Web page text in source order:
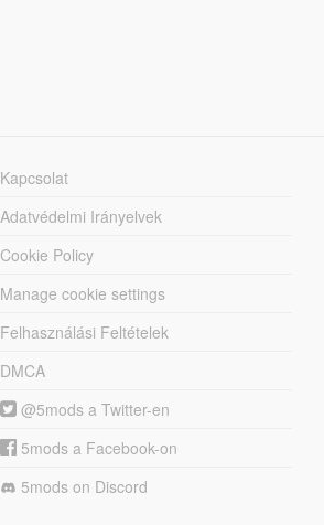
Kapcsolat
Adatvédelmi Irányelvek
Cookie Policy
Manage cookie settings
Felhasználási Feltételek
DMCA
@5mods a Twitter-en
5mods a Facebook-on
5mods on Discord